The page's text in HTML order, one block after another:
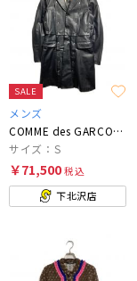
SALE
メンズ
COMME des GARCONS HOMME PLUS
サイズ：S
￥71,500税込
下北沢店